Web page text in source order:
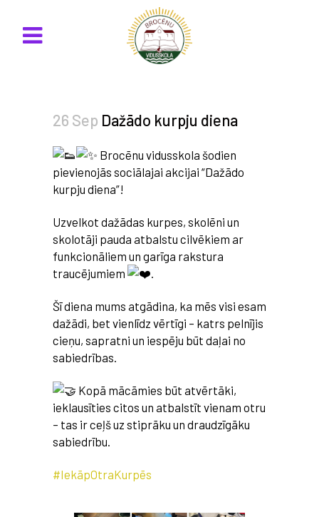
26 Sep Dažādo kurpju diena
Brocēnu vidusskola šodien
pievienojās sociālajai akcijai “Dažādo
kurpju diena”!
Uzvelkot dažādas kurpes, skolēni un
skolotāji pauda atbalstu cilvēkiem ar
funkcionāliem un garīga rakstura
traucējumiem
.
Šī diena mums atgādina, ka mēs visi esam
dažādi, bet vienlīdz vērtīgi – katrs pelnījis
cieņu, sapratni un iespēju būt daļai no
sabiedrības.
Kopā mācāmies būt atvērtāki,
ieklausīties citos un atbalstīt vienam otru
– tas ir ceļš uz stiprāku un draudzīgāku
sabiedrību.
#IekāpOtraKurpēs